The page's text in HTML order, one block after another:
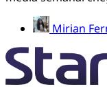
Mirian